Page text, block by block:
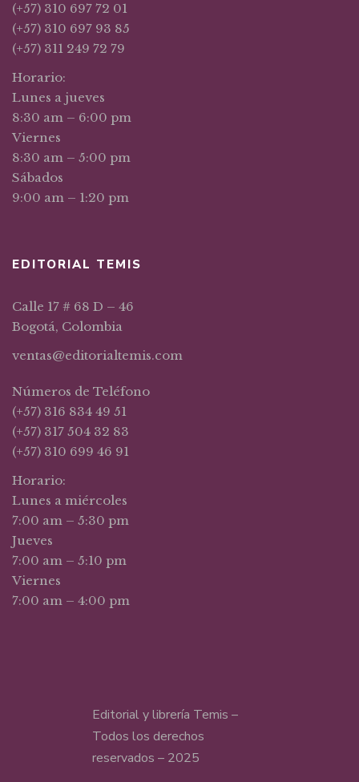
(+57) 310 697 72 01
(+57) 310 697 93 85
(+57) 311 249 72 79
Horario:
Lunes a jueves
8:30 am – 6:00 pm
Viernes
8:30 am – 5:00 pm
Sábados
9:00 am – 1:20 pm
EDITORIAL TEMIS
Calle 17 # 68 D – 46
Bogotá, Colombia
ventas@editorialtemis.com
Números de Teléfono
(+57) 316 834 49 51
(+57) 317 504 32 83
(+57) 310 699 46 91
Horario:
Lunes a miércoles
7:00 am – 5:30 pm
Jueves
7:00 am – 5:10 pm
Viernes
7:00 am – 4:00 pm
Editorial y librería Temis –
Todos los derechos
reservados – 2025